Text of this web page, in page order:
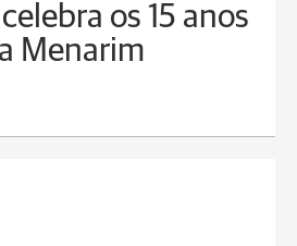
os 15 anos
Menarim